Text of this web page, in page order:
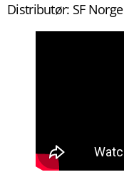
Distributør: SF Norge